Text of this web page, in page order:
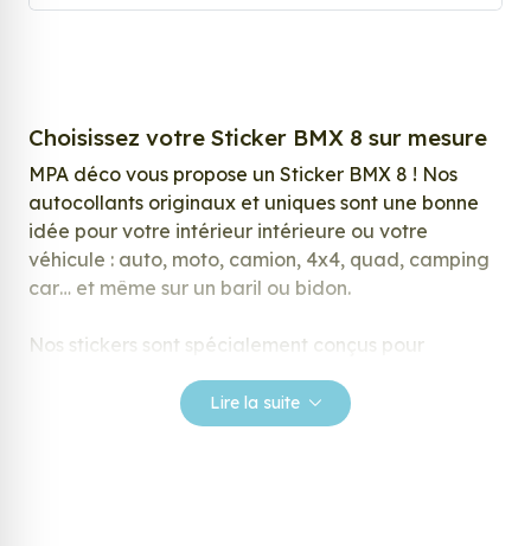
Choisissez votre Sticker BMX 8 sur mesure
MPA déco vous propose un Sticker BMX 8 ! Nos
autocollants originaux et uniques sont une bonne
idée pour votre intérieur intérieure ou votre
véhicule : auto, moto, camion, 4x4, quad, camping
car… et même sur un baril ou bidon.
Nos stickers sont spécialement conçus pour
notre large gamme de stickers.
Lire la suite